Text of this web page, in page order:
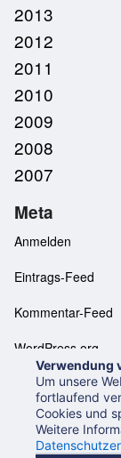
2013
2012
2011
2010
2009
2008
2007
Meta
Anmelden
Eintrags-Feed
Kommentar-Feed
WordPress.org
Neues aus
Verwendung
Um unsere
fortlaufend
Cookies und
Weitere